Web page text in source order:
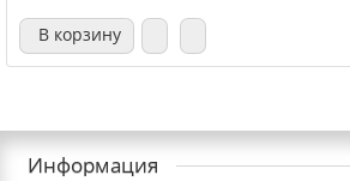
В корзину
Информация